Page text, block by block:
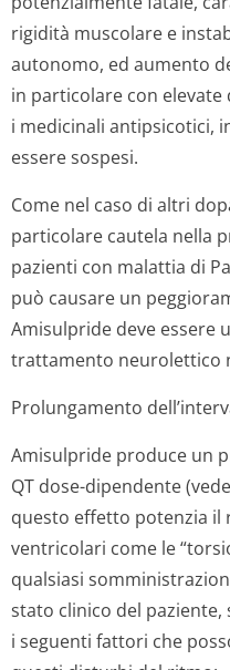
rigidità muscolare e
autonomo, ed aumento
in particolare con
i medicinali antipsicotici,
essere sospesi.
Come nel caso di altri
particolare cautela nella
pazienti con malattia di
può causare un
Amisulpride deve essere
trattamento neurolettico
Prolungamento
Amisulpride produce un
QT dose-dipendente
questo effetto potenzia il
ventricolari come le
qualsiasi
stato clinico del
i seguenti fattori che